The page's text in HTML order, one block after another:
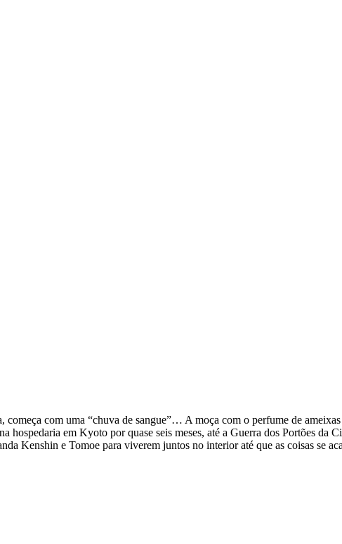
com uma “chuva de sangue”… A moça com o perfume de
hospedaria em Kyoto por quase seis meses, até a Guerra dos Portões
Kenshin e Tomoe para viverem juntos no interior até que as coisas se